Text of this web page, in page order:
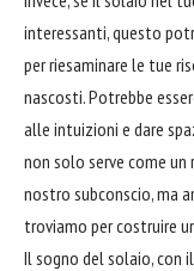
interessanti, questo
per riesaminare le tue
nascosti. Potrebbe
alle intuizioni e dare
non solo serve come
nostro subconscio, ma
troviamo percostruire
Il sogno del solaio, con